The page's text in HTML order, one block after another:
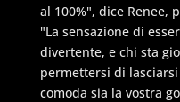
al 100%", dice Renee,
"La sensazione di
divertente, e chi sta
permettersi di
comoda sia la vostra